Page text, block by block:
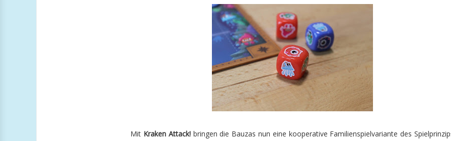
Mit Kraken Attack!bringen die Bauzas nun eine kooperative Familienspielvariante des